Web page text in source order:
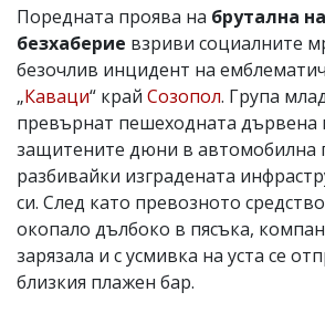
за
вас
коментар,
моля
сигнализирайте
Поредната проява на брутална
безхаберие взриви социалните
безочлив инцидент на
„Каваци“ край Созопол. Група
превърнат пешеходната дървена
защитените дюни в автомобилна
разбивайки изградената
си. След като превозното
окопало дълбоко в пясъка,
зарязала и с усмивка на уста се
близкия плажен бар.